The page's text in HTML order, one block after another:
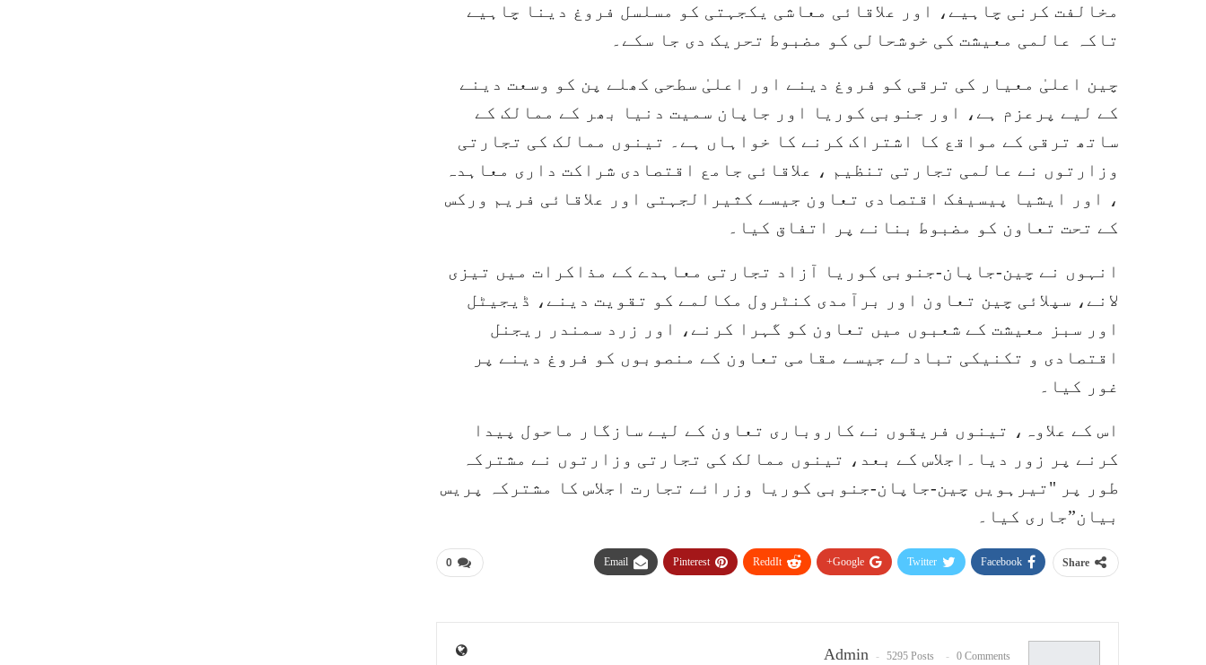
مخالفت کرنی چاہیے، اور علاقائی معاشی یکجہتی کو مسلسل فروغ دینا چاہیے
تاکہ عالمی معیشت کی خوشحالی کو مضبوط تحریک دی جا سکے۔
چین اعلیٰ معیار کی ترقی کو فروغ دینے اور اعلیٰ سطحی کھلے پن کو وسعت دینے
کے لیے پرعزم ہے، اور جنوبی کوریا اور جاپان سمیت دنیا بھر کے ممالک کے
ساتھ ترقی کے مواقع کا اشتراک کرنے کا خواہاں ہے۔ تینوں ممالک کی تجارتی
وزارتوں نے عالمی تجارتی تنظیم ، علاقائی جامع اقتصادی شراکت داری معاہدہ
، اور ایشیا پیسیفک اقتصادی تعاون جیسے کثیرالجہتی اور علاقائی فریم ورکس
کے تحت تعاون کو مضبوط بنانے پر اتفاق کیا۔
انہوں نے چین-جاپان-جنوبی کوریا آزاد تجارتی معاہدے کے مذاکرات میں تیزی
لانے، سپلائی چین تعاون اور برآمدی کنٹرول مکالمے کو تقویت دینے، ڈیجیٹل
اور سبز معیشت کے شعبوں میں تعاون کو گہرا کرنے، اور زرد سمندر ریجنل
اقتصادی و تکنیکی تبادلے جیسے مقامی تعاون کے منصوبوں کو فروغ دینے پر
غور کیا۔
اس کے علاوہ، تینوں فریقوں نے کاروباری تعاون کے لیے سازگار ماحول پیدا
کرنے پر زور دیا۔اجلاس کے بعد، تینوں ممالک کی تجارتی وزارتوں نے مشترکہ
طور پر "تیرہویں چین-جاپان-جنوبی کوریا وزرائے تجارت اجلاس کا مشترکہ پریس
بیان”جاری کیا۔
0 Share
Facebook
Twitter
Google+
ReddIt
Pinterest
Email
Admin 5295 Posts 0 Comments